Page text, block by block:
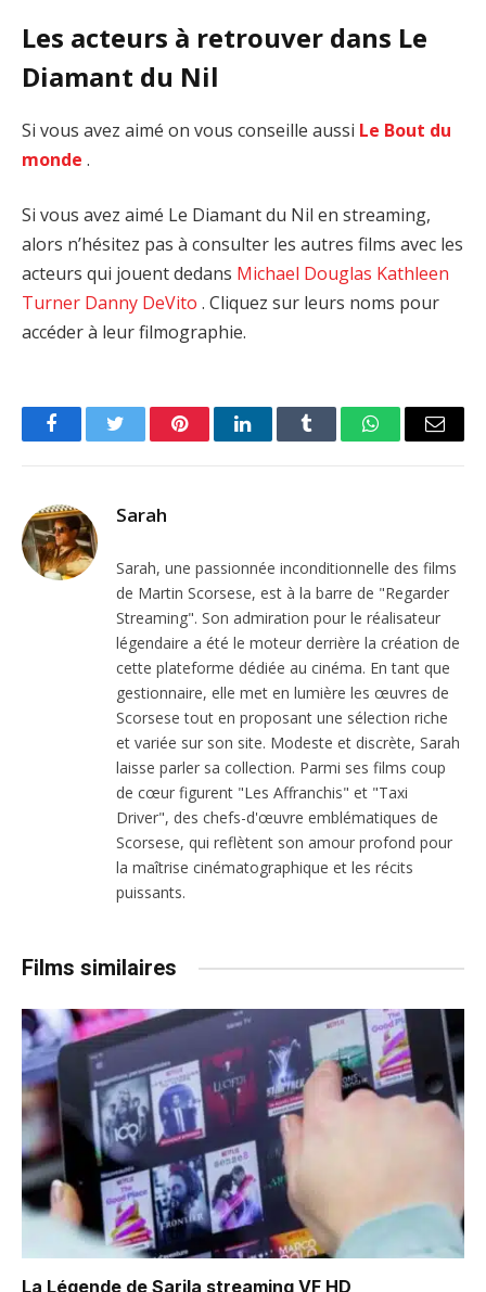
Les acteurs à retrouver dans Le
Diamant du Nil
Si vous avez aimé on vous conseille aussi Le Bout du
monde .
Si vous avez aimé Le Diamant du Nil en streaming,
alors n’hésitez pas à consulter les autres films avec les
acteurs qui jouent dedans Michael Douglas Kathleen
Turner Danny DeVito . Cliquez sur leurs noms pour
accéder à leur filmographie.
FacebookTwitter PinterestLinkedInTumblr WhatsAppEmail
Sarah
Sarah, une passionnée inconditionnelle des films
de Martin Scorsese, est à la barre de "Regarder
Streaming". Son admiration pour le réalisateur
légendaire a été le moteur derrière la création de
cette plateforme dédiée au cinéma. En tant que
gestionnaire, elle met en lumière les œuvres de
Scorsese tout en proposant une sélection riche
et variée sur son site. Modeste et discrète, Sarah
laisse parler sa collection. Parmi ses films coup
de cœur figurent "Les Affranchis" et "Taxi
Driver", des chefs-d'œuvre emblématiques de
Scorsese, qui reflètent son amour profond pour
la maîtrise cinématographique et les récits
puissants.
Films similaires
La Légende de Sarila streaming VF HD